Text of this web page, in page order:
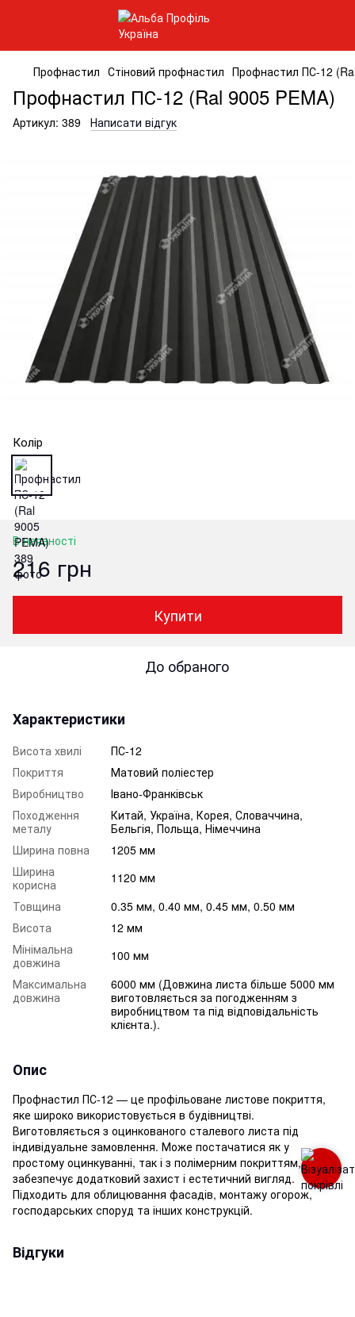
Профнастил Стіновий профнастил Профнастил ПС-12
Профнастил ПС-12 (Ral 9005 PEMA)
Артикул: 389 Написати відгук
Колір
В наявності
216 грн
Купити
До обраного
Характеристики
Висота хвилі
ПС-12
Покриття
Матовий поліестер
Виробництво
Івано-Франківськ
Походження
металу
Китай, Україна, Корея, Словаччина,
Бельгія, Польща, Німеччина
Ширина повна
1205 мм
Ширина
корисна
1120 мм
Товщина
0.35 мм, 0.40 мм, 0.45 мм, 0.50 мм
Висота
12 мм
Мінімальна
довжина
100 мм
Максимальна
довжина
6000 мм (Довжина листа більше 5000 мм
виготовляється за погодженням з
виробництвом та під відповідальність
клієнта.).
Опис
Профнастил ПС-12 — це профільоване листове покриття,
яке широко використовується в будівництві.
Виготовляється з оцинкованого сталевого листа під
індивідуальне замовлення. Може постачатися як у
простому оцинкуванні, так і з полімерним покриттям, що
забезпечує додатковий захист і естетичний вигляд.
Підходить для облицювання фасадів, монтажу огорож,
господарських споруд та інших конструкцій.
Відгуки